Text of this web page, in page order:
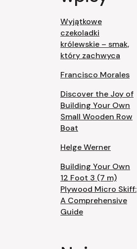
Wyjątkowe
czekoladki
królewskie – smak,
który zachwyca
Francisco Morales
Discover the Joy of
Building Your Own
Small Wooden Row
Boat
Helge Werner
Building Your Own
12 Foot 3 (7 m)
Plywood Micro Skiff:
A Comprehensive
Guide